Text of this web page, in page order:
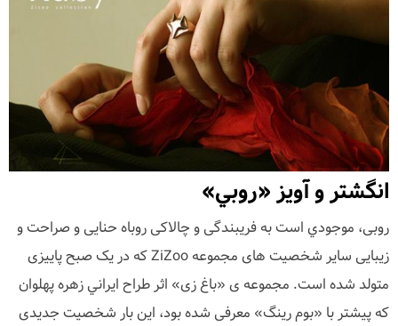
انگشتر و آویز «روبي»
روبی، موجودي است به فریبندگی و چالاکی روباه حنایی و صراحت و
زیبایی ساير شخصیت های مجموعه ZiZoo كه در یک صبح پاییزی
متولد شده است. مجموعه ی «باغ زی» اثر طراح ايراني زهره پهلوان
که پیشتر با «بوم رینگ» معرفی شده بود، این بار شخصیت جدیدی